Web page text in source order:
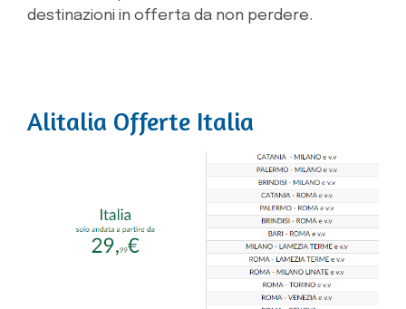
destinazioni in offerta da non perdere.
Alitalia Offerte Italia